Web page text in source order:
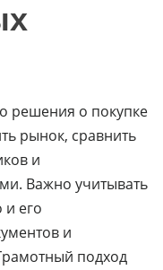
решения о покупке
рынок, сравнить
и
Важно учитывать
и его
и
подход